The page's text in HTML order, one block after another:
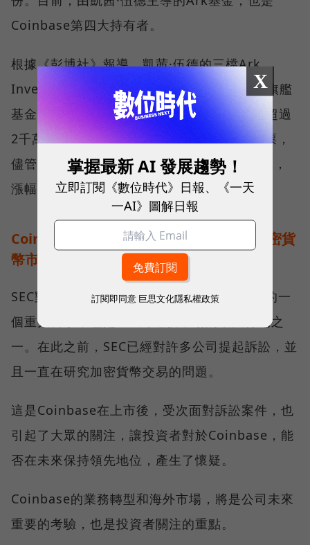
Coinbase第四大持有者。
根據《彭博社》報導，凱茜·伍德的三檔Ark
Investment Management LLC基金，包含旗艦
基金Ark Innovation ETF在內，在週二，以超過
2千萬美元，買入了超過40萬股Coinbase股票，
儘管面對首日暴跌，隔日則在盤前交易中反彈，
漲幅高達4.2%。
Coinbase上市後首起訴訟案件，將加速加密貨
幣市場轉型？
SEC對Coinbase的訴訟，是對加密貨幣市場的一
個重大衝擊，也是SEC對這個市場的最大行動之
一。在此之前，SEC已經對許多公司提起訴訟，並
且一直在研究加密貨幣交易的問題。
這是Coinbase在上市後，受次面對訴訟案件，也
引起了大眾的關注，讓投資者對於Coinbase，能
否在未來保持領先地位，產生了懷疑。
Coinbase的業務轉型和海外市場，將是公司未來
重要的考驗，也是投資者關注的重點。
X
掌握最新 AI 發展趨勢！
立即訂閱《數位時代》日報、《一天
一AI》圖解日報
訂閱即同意 巨思文化隱私權政策